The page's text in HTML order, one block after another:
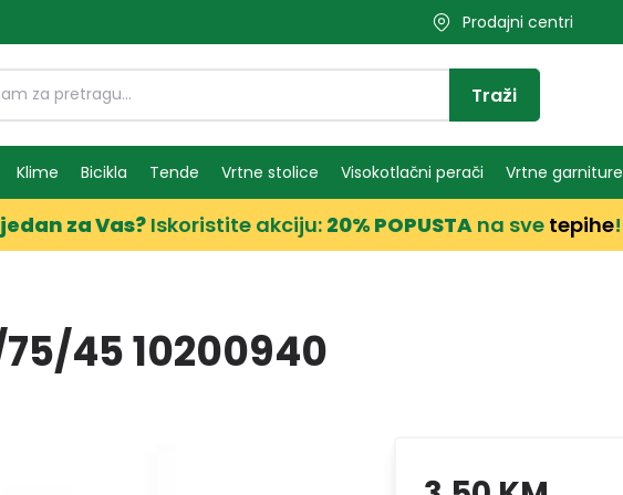
Prodajni centri
Traži
Klime Bicikla Tende Vrtne stolice Visokotlačni perači Vrtne garniture
za Vas?Iskoristite akciju: 20% POPUSTA na sve tepihe!
75/45 10200940